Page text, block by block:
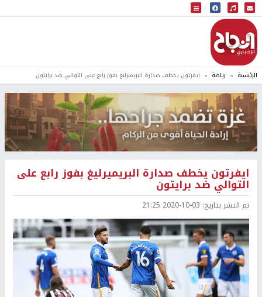
البث المباشر
إذاعة النجاح
الرئيسية رياضة ايفرتون يخطف صدارة البريميرليغ بفوز رابع على التوالي ضد برايتون
ايفرتون يخطف صدارة البريميرليغ بفوز رابع على
التوالي ضد برايتون
تم النشر بتاريخ: 2020-10-03 21:25